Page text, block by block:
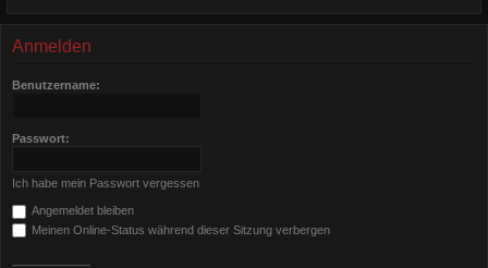
Anmelden
Benutzername:
Passwort:
Ich habe mein Passwort vergessen
Angemeldet bleiben
Meinen Online-Status während dieser Sitzung verbergen